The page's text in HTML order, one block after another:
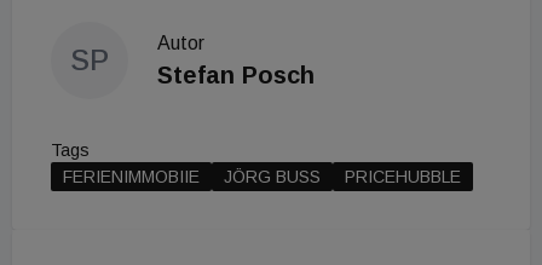
SP
Autor
Stefan Posch
Tags
FERIENIMMOBIIE
JÖRG BUSS PRICEHUBBLE